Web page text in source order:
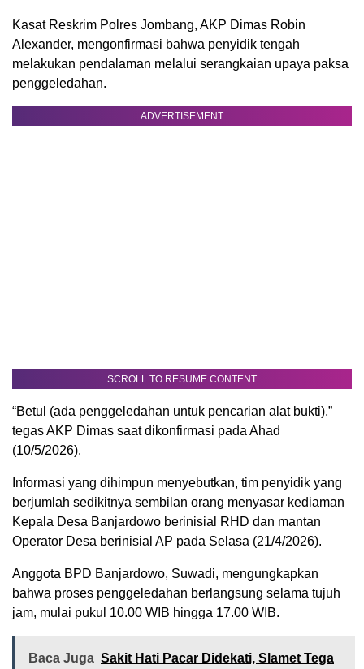
Kasat Reskrim Polres Jombang, AKP Dimas Robin
Alexander, mengonfirmasi bahwa penyidik tengah
melakukan pendalaman melalui serangkaian upaya paksa
penggeledahan.
ADVERTISEMENT
SCROLL TO RESUME CONTENT
“Betul (ada penggeledahan untuk pencarian alat bukti),”
tegas AKP Dimas saat dikonfirmasi pada Ahad
(10/5/2026).
Informasi yang dihimpun menyebutkan, tim penyidik yang
berjumlah sedikitnya sembilan orang menyasar kediaman
Kepala Desa Banjardowo berinisial RHD dan mantan
Operator Desa berinisial AP pada Selasa (21/4/2026).
Anggota BPD Banjardowo, Suwadi, mengungkapkan
bahwa proses penggeledahan berlangsung selama tujuh
jam, mulai pukul 10.00 WIB hingga 17.00 WIB.
Baca Juga Sakit Hati Pacar Didekati, Slamet Tega